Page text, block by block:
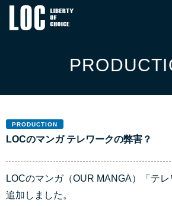
PRODUCTION
LOCのマンガ テレワークの弊害？
LOCのマンガ（OUR MANGA）「テ
追加しました。